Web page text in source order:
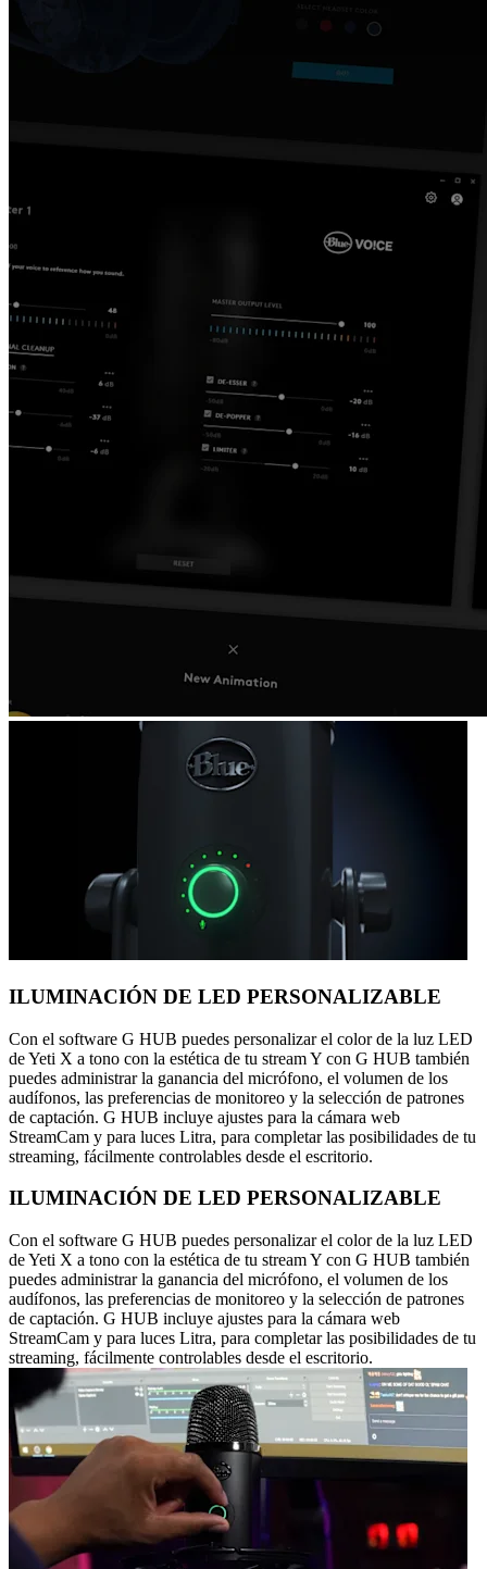
ILUMINACIÓN DE LED PERSONALIZABLE
Con el software G HUB puedes personalizar el color de la luz LED
de Yeti X a tono con la estética de tu stream Y con G HUB también
puedes administrar la ganancia del micrófono, el volumen de los
audífonos, las preferencias de monitoreo y la selección de patrones
de captación. G HUB incluye ajustes para la cámara web
StreamCam y para luces Litra, para completar las posibilidades de tu
streaming, fácilmente controlables desde el escritorio.
ILUMINACIÓN DE LED PERSONALIZABLE
Con el software G HUB puedes personalizar el color de la luz LED
de Yeti X a tono con la estética de tu stream Y con G HUB también
puedes administrar la ganancia del micrófono, el volumen de los
audífonos, las preferencias de monitoreo y la selección de patrones
de captación. G HUB incluye ajustes para la cámara web
StreamCam y para luces Litra, para completar las posibilidades de tu
streaming, fácilmente controlables desde el escritorio.